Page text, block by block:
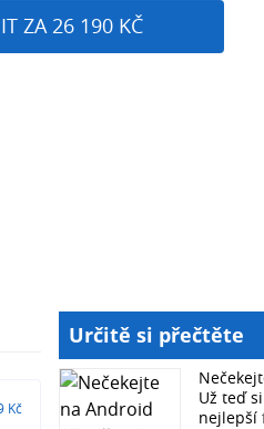
ZA 26 190 KČ
Kč
Určitě si přečtěte
Už teď
nejlepší